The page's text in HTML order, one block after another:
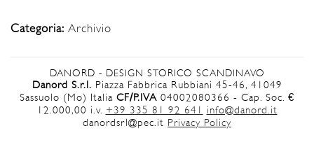
Categoria: Archivio
DANORD - DESIGN STORICO SCANDINAVO
Danord S.r.l. Piazza Fabbrica Rubbiani 45-46, 41049
Sassuolo (Mo) Italia CF/P.IVA 04002080366 - Cap. Soc. €
12.000,00 i.v. +39 335 81 92 641
info@danord.it
danordsrl@pec.it Privacy Policy